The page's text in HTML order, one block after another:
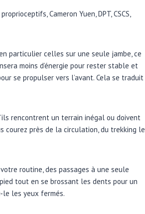
Cameron Yuen, DPT, CSCS,
particulier celles sur une seule jambe, ce
moins d’énergie pour rester stable et
se propulser vers l’avant. Cela se traduit
rencontrent un terrain inégal ou doivent
courez près de la circulation, du trekking le
routine, des passages à une seule
tout en se brossant les dents pour un
le les yeux fermés.